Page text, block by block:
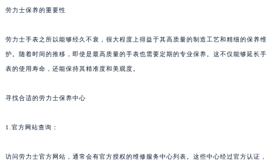
劳力士保养的重要性
劳力士手表之所以能够经久不衰，很大程度上得益于其高质量的制造工艺和精细的保养维
护。随着时间的推移，即使是最高质量的手表也需要定期的专业保养。这不仅能够延长手
表的使用寿命，还能保持其精准度和美观度。
寻找合适的劳力士保养中心
1.官方网站查询：
访问劳力士官方网站，通常会有官方授权的维修服务中心列表。这些中心经过官方认证，